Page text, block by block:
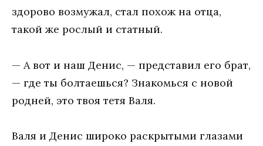
здорово возмужал, стал похож на отца,
такой же рослый и статный.
— А вот и наш Денис, — представил его брат,
— где ты болтаешься? Знакомься с новой
родней, это твоя тетя Валя.
Валя и Денис широко раскрытыми глазами